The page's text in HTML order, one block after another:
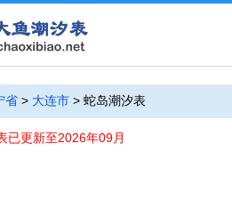
省 > 大连市 > 蛇岛潮汐表
已更新至2026年09月